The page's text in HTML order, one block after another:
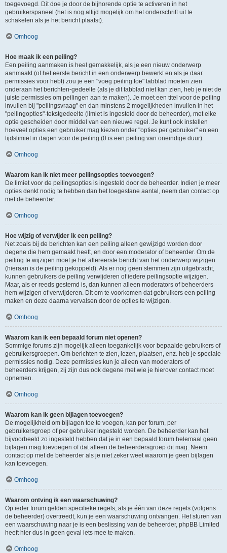
toegevoegd. Dit doe je door de bijhorende optie te activeren in het
gebruikerspaneel (het is nog altijd mogelijk om het onderschrift uit te
schakelen als je het bericht plaatst).
Omhoog
Hoe maak ik een peiling?
Een peiling aanmaken is heel gemakkelijk, als je een nieuw onderwerp
aanmaakt (of het eerste bericht in een onderwerp bewerkt en als je daar
permissies voor hebt) zou je een "voeg peiling toe" tabblad moeten zien
onderaan het berichten-gedeelte (als je dit tabblad niet kan zien, heb je niet de
juiste permissies om peilingen aan te maken). Je moet een titel voor de peiling
invullen bij "peilingsvraag" en dan minstens 2 mogelijkheden invullen in het
"peilingopties"-tekstgedeelte (limiet is ingesteld door de beheerder), met elke
optie gescheiden door middel van een nieuwe regel. Je kunt ook instellen
hoeveel opties een gebruiker mag kiezen onder "opties per gebruiker" en een
tijdslimiet in dagen voor de peiling (0 is een peiling van oneindige duur).
Omhoog
Waarom kan ik niet meer peilingsopties toevoegen?
De limiet voor de peilingsopties is ingesteld door de beheerder. Indien je meer
opties denkt nodig te hebben dan het toegestane aantal, neem dan contact op
met de beheerder.
Omhoog
Hoe wijzig of verwijder ik een peiling?
Net zoals bij de berichten kan een peiling alleen gewijzigd worden door
degene die hem gemaakt heeft, en door een moderator of beheerder. Om de
peiling te wijzigen moet je het allereerste bericht van het onderwerp wijzigen
(hieraan is de peiling gekoppeld). Als er nog geen stemmen zijn uitgebracht,
kunnen gebruikers de peiling verwijderen of iedere peilingsoptie wijzigen.
Maar, als er reeds gestemd is, dan kunnen alleen moderators of beheerders
hem wijzigen of verwijderen. Dit om te voorkomen dat gebruikers een peiling
maken en deze daarna vervalsen door de opties te wijzigen.
Omhoog
Waarom kan ik een bepaald forum niet openen?
Sommige forums zijn mogelijk alleen toegankelijk voor bepaalde gebruikers of
gebruikersgroepen. Om berichten te zien, lezen, plaatsen, enz. heb je speciale
permissies nodig. Deze permissies kun je alleen van moderators of
beheerders krijgen, zij zijn dus ook degene met wie je hierover contact moet
opnemen.
Omhoog
Waarom kan ik geen bijlagen toevoegen?
De mogelijkheid om bijlagen toe te voegen, kan per forum, per
gebruikersgroep of per gebruiker ingesteld worden. De beheerder kan het
bijvoorbeeld zo ingesteld hebben dat je in een bepaald forum helemaal geen
bijlagen mag toevoegen of dat alleen de beheerdersgroep dit mag. Neem
contact op met de beheerder als je niet zeker weet waarom je geen bijlagen
kan toevoegen.
Omhoog
Waarom ontving ik een waarschuwing?
Op ieder forum gelden specifieke regels, als je één van deze regels (volgens
de beheerder) overtreedt, kun je een waarschuwing ontvangen. Het sturen van
een waarschuwing naar je is een beslissing van de beheerder, phpBB Limited
heeft hier dus in geen geval iets mee te maken.
Omhoog